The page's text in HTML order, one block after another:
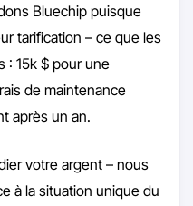
Bluechip puisque
tarification – ce que les
: 15k $ pour une
de maintenance
après un an.
votre argent – nous
à la situation unique du